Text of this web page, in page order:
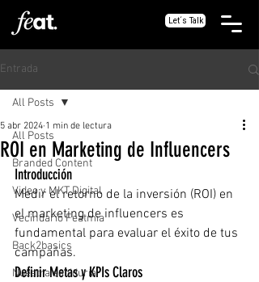
Let´s Talk
Entrada
All Posts
Branded Content
Video y MKT Digital
Vecindario Featmia
Back2basics
Nuestra sabiduría
All Posts
ROI en Marketing de Influencers
5 abr 2024 1 min de lectura
Introducción
Medir el retorno de la inversión (ROI) en
el marketing de influencers es
fundamental para evaluar el éxito de tus
campañas.
Definir Metas y KPIs Claros